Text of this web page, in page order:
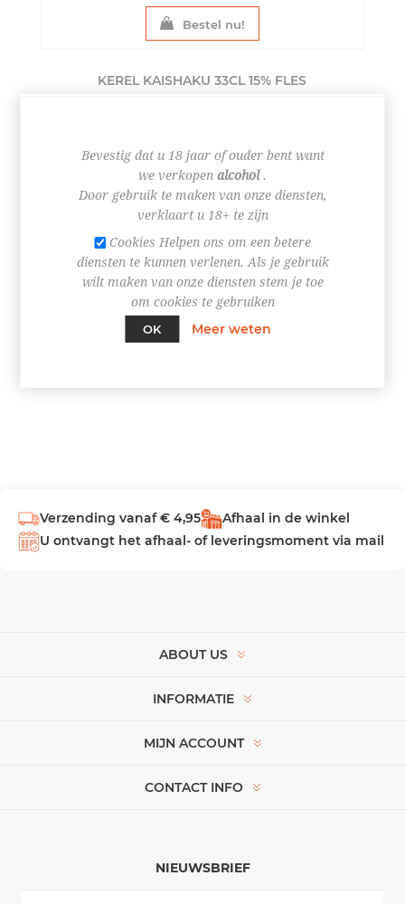
Bestel nu!
KEREL KAISHAKU 33CL 15% FLES
Verzending vanaf € 4,95
Afhaal in de winkel
U ontvangt het afhaal- of leveringsmoment via mail
ABOUT US
INFORMATIE
MIJN ACCOUNT
CONTACT INFO
NIEUWSBRIEF
Bevestig dat u 18 jaar of ouder bent want
we verkopen alcohol.
Door gebruik te maken van onze diensten,
verklaart u 18+ te zijn
Cookies Helpen ons om een betere
diensten te kunnen verlenen. Als je gebruik
wilt maken van onze diensten stem je toe
om cookies te gebruiken
OK
Meer weten